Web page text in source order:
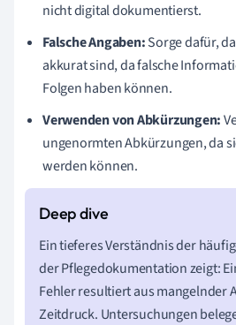
nicht digital dokumentierst.
Falsche Angaben:Sorge dafür,
akkurat sind, da falsche
Folgen haben können.
Verwenden von Abkürzungen:
ungenormten Abkürzungen, da
werden können.
Ein tieferes Verständnis der
der Pflegedokumentation zeigt:
Fehler resultiert aus mangelnder
Zeitdruck. Untersuchungen